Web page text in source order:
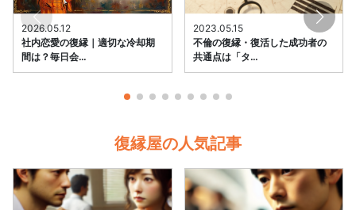
2026.05.12
社内恋愛の復縁｜適切な冷却期
間は？毎日会…
2023.05.15
不倫の復縁・復活した成功者の
共通点は「タ…
復縁屋の人気記事